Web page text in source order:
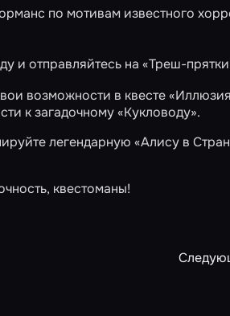
по мотивам известного
и отправляйтесь на «Треш-
возможности в квесте
к загадочному«Кукловоду».
легендарную «Алису в
квестоманы!